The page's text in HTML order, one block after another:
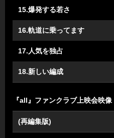
15.爆発する若さ
16.軌道に乗ってます
17.人気を独占
18.新しい編成
『all』ファンクラブ上映会映像
(再編集版)